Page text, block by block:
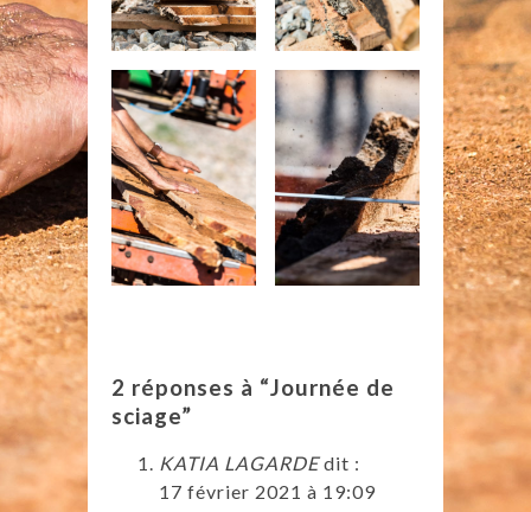
2 réponses à “Journée de
sciage”
KATIA LAGARDE dit :
17 février 2021 à 19:09